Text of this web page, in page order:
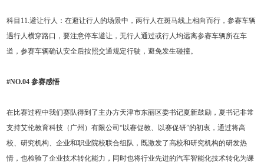
科目11.避让行人：在避让行人的场景中，两行人在斑马线上相向而行，参赛车辆
遇行人横穿路口，要注意停车避让，无行人通过或行人均远离参赛车辆所在车
道，参赛车辆确认安全后按照交通规定行驶，避免发生碰撞。
#NO.04 参赛感悟
在比赛过程中我们赛队得到了主办方天津市东丽区委书记夏新鼓励，夏书记非常
支持艾伦教育科技（广州）有限公司“以赛促教、以赛促研”的初衷，通过将高
校、研究机构、企业和职业院校联合组队，既激发了高校和研究机构的研发热
情，也检验了企业技术转化能力，同时也将行业先进的汽车智能化技术转化为课